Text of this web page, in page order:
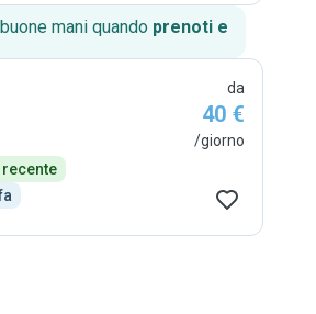
mani quando prenoti e
da
40 €
/giorno